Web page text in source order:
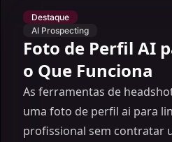
Destaque
AI Prospecting
Foto de Perfil AI
o Que Funciona
As ferramentas de
uma foto de perfil ai para
profissional sem contratar